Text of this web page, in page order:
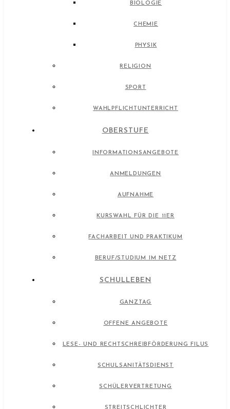
BIOLOGIE
CHEMIE
PHYSIK
RELIGION
SPORT
WAHLPFLICHTUNTERRICHT
OBERSTUFE
INFORMATIONSANGEBOTE
ANMELDUNGEN
AUFNAHME
KURSWAHL FÜR DIE 11ER
FACHARBEIT UND PRAKTIKUM
BERUF/STUDIUM IM NETZ
SCHULLEBEN
GANZTAG
OFFENE ANGEBOTE
LESE- UND RECHTSCHREIBFÖRDERUNG FILUS
SCHULSANITÄTSDIENST
SCHÜLERVERTRETUNG
STREITSCHLICHTER